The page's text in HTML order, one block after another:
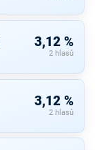
3,12 %
2 hlasů
3,12 %
2 hlasů